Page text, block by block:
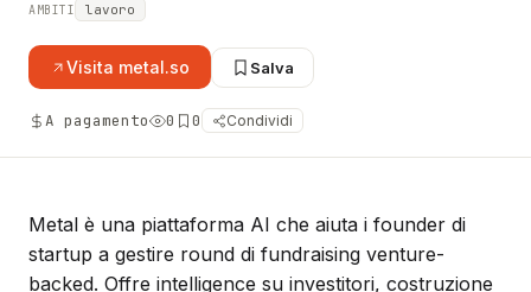
AMBITI lavoro
Visita metal.so Salva
A pagamento 0 0 Condividi
Metal è una piattaforma AI che aiuta i founder di
startup a gestire round di fundraising venture-
backed. Offre intelligence su investitori, costruzione